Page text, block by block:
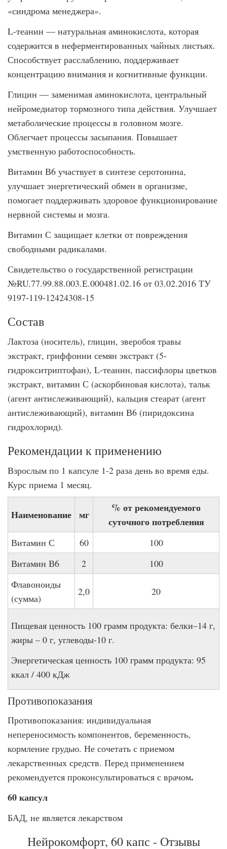
«синдрома менеджера».
L-теанин — натуральная аминокислота, которая
содержится в неферментированных чайных листьях.
Способствует расслаблению, поддерживает
концентрацию внимания и когнитивные функции.
Глицин — заменимая аминокислота, центральный
нейромедиатор тормозного типа действия. Улучшает
метаболические процессы в головном мозге.
Облегчает процессы засыпания. Повышает
умственную работоспособность.
Витамин В6 участвует в синтезе серотонина,
улучшает энергетический обмен в организме,
помогает поддерживать здоровое функционирование
нервной системы и мозга.
Витамин С защищает клетки от повреждения
свободными радикалами.
Свидетельство о государственной регистрации
№RU.77.99.88.003.Е.000481.02.16 от 03.02.2016 ТУ
9197-119-12424308-15
Состав
Лактоза (носитель), глицин, зверобоя травы
экстракт, гриффонии семян экстракт (5-
гидрокситриптофан), L-теанин, пассифлоры цветков
экстракт, витамин С (аскорбиновая кислота), тальк
(агент антислеживающий), кальция стеарат (агент
антислеживающий), витамин В6 (пиридоксина
гидрохлорид).
Рекомендации к применению
Взрослым по 1 капсуле 1-2 раза день во время еды.
Курс приема 1 месяц.
Наименование мг
% от рекомендуемого
суточного потребления
Витамин С 60
100
Витамин В6
2
100
Флавоноиды
(сумма)
2,0 20
Пищевая ценность 100 грамм продукта: белки–14 г,
жиры – 0 г, углеводы-10 г.
Энергетическая ценность 100 грамм продукта: 95
ккал / 400 кДж
Противопоказания
Противопоказания: индивидуальная
непереносимость компонентов, беременность,
кормление грудью. Не сочетать с приемом
лекарственных средств. Перед применением
рекомендуется проконсультироваться с врачом.
60 капсул
БАД, не является лекарством
Нейрокомфорт, 60 капс - Отзывы